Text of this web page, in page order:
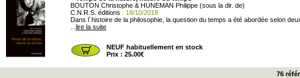
BOUTON Christophe & HUNEMAN Philippe (sous la dir. de)
C.N.R.S. éditions : 18/10/2018
Dans l´histoire de la philosophie, la question du temps a été abordée selon
lire la suite
NEUF habituellement en stock
Prix : 25.00€
76